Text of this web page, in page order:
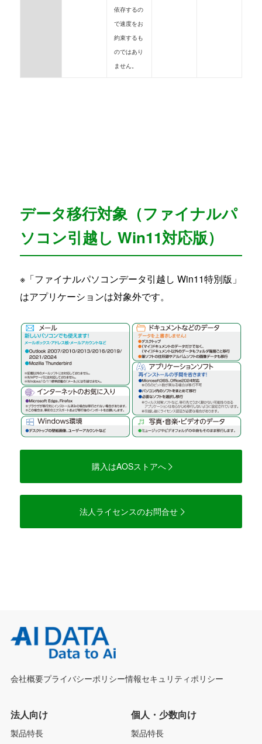
依存するの
で速度をお
約束するも
のではあり
ません。
データ移行対象（ファイナルパ
ソコン引越し Win11対応版）
※「ファイナルパソコンデータ引越し Win11特別版」
はアプリケーションは対象外です。
購入はAOSストアへ
法人ライセンスのお問合せ
会社概要プライバシーポリシー情報セキュリティポリシー
法人向け
製品特長
個人・少数向け
製品特長